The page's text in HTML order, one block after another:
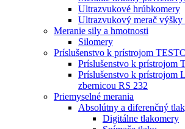
Ultrazvukové hrúbkomery
Ultrazvukový merač výšky
Meranie sily a hmotnosti
Silomery
Príslušenstvo k prístrojom
Príslušenstvo k prístrojom
Príslušenstvo k prístrojom
zbernicou RS 232
Priemyselné merania
Absolútny a diferenčný
Digitálne tlakomery